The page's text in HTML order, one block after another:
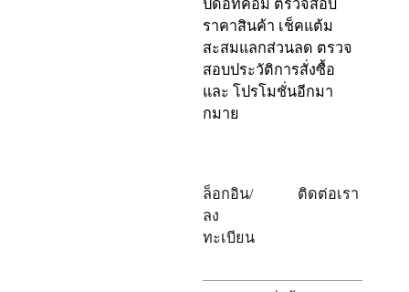
ปดอทคอม ตรวจสอบ
ราคาสินค้า เช็คแต้ม
สะสมแลกส่วนลด ตรวจ
สอบประวัติการสั่งซื้อ
และ โปรโมชั่นอีกมา
กมาย
ล็อกอิน/
ลง
ทะเบียน
ติดต่อเรา